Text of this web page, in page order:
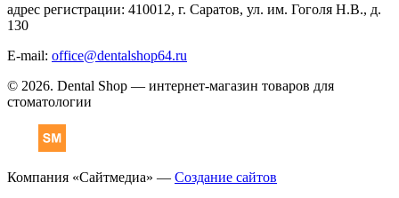
адрес регистрации: 410012, г. Саратов, ул. им. Гоголя Н.В., д.
130
E-mail: office@dentalshop64.ru
© 2026. Dental Shop — интернет-магазин товаров для
стоматологии
Компания «Сайтмедиа» — Создание сайтов